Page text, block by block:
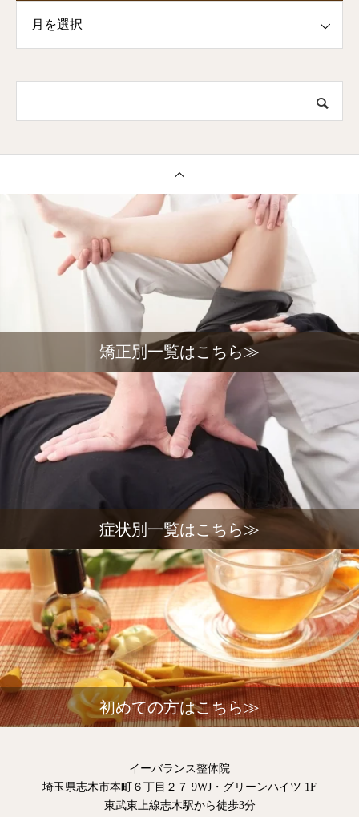
矯正別一覧はこちら≫
症状別一覧はこちら≫
初めての方はこちら≫
イーバランス整体院
埼玉県志木市本町６丁目２７ 9WJ・グリーンハイツ 1F
東武東上線志木駅から徒歩3分